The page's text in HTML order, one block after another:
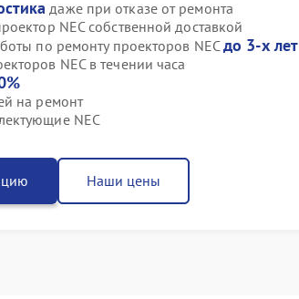
даже при отказе от ремонта
NEC собственной доставкой
по ремонту проекторов NECдо 3-х лет
NEC в течении часа
на ремонт
NEC
Наши цены